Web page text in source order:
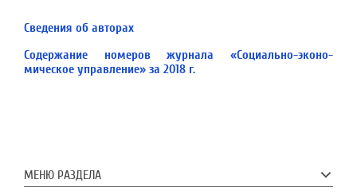
Сведения об авторах
Содержание номеров журнала «Социально-эконо­
мическое управление» за 2018 г.
МЕНЮ РАЗДЕЛА